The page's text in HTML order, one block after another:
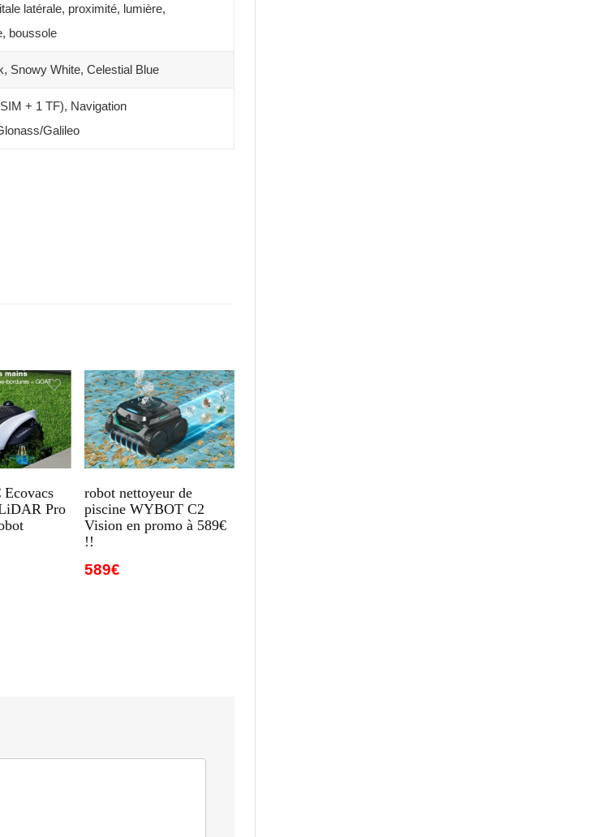
latérale, proximité, lumière,
boussole
Snowy White, Celestial Blue
+ 1 TF), Navigation
Galileo
Pro
robot nettoyeur de
piscine WYBOT C2
Vision en promo à 589€
!!
589€